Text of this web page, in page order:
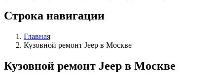
Строка навигации
Главная
Кузовной ремонт Jeep в Москве
Кузовной ремонт Jeep в Москве